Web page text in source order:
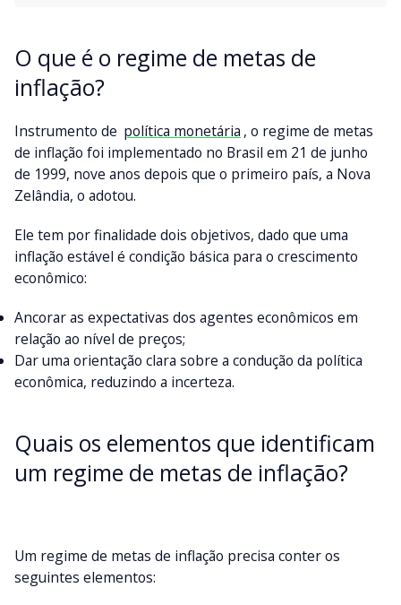
O que é o regime de metas de
inflação?
Instrumento de política monetária , o regime de metas
de inflação foi implementado no Brasil em 21 de junho
de 1999, nove anos depois que o primeiro país, a Nova
Zelândia, o adotou.
Ele tem por finalidade dois objetivos, dado que uma
inflação estável é condição básica para o crescimento
econômico:
Ancorar as expectativas dos agentes econômicos em
relação ao nível de preços;
Dar uma orientação clara sobre a condução da política
econômica, reduzindo a incerteza.
Quais os elementos que identificam
um regime de metas de inflação?
Um regime de metas de inflação precisa conter os
seguintes elementos: